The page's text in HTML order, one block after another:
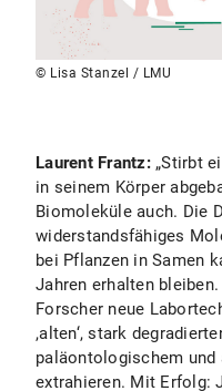
© Lisa Stanzel / LMU
Laurent Frantz:„Stirbt
in seinem Körper
Biomoleküle auch. Die
widerstandsfähiges
bei Pflanzen in Samen
Jahren erhalten
Forscher neue
,alten‘, stark
paläontologischem
extrahieren. Mit Erfolg: